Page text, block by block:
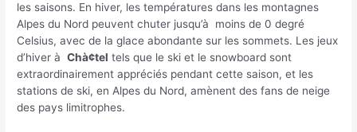
les saisons. En hiver, les températures dans les montagnes
Alpes du Nord peuvent chuter jusqu’à moins de 0 degré
Celsius, avec de la glace abondante sur les sommets. Les jeux
d’hiver àChà¢tel tels que le ski et le snowboard sont
extraordinairement appréciés pendant cette saison, et les
stations de ski, en Alpes du Nord, amènent des fans de neige
des pays limitrophes.